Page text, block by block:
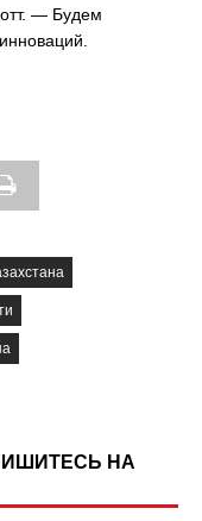
— Будем
НА